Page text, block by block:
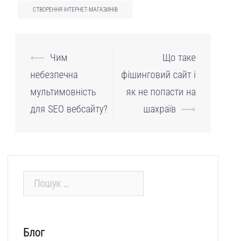
СТВОРЕННЯ ІНТЕРНЕТ-МАГАЗИНІВ
Навігація
по
запису
⟵ Чим
небезпечна
мультимовність
для SEO вебсайту?
Що таке
фішинговий сайт і
як не попасти на
шахраїв ⟶
Пошук:
Блог